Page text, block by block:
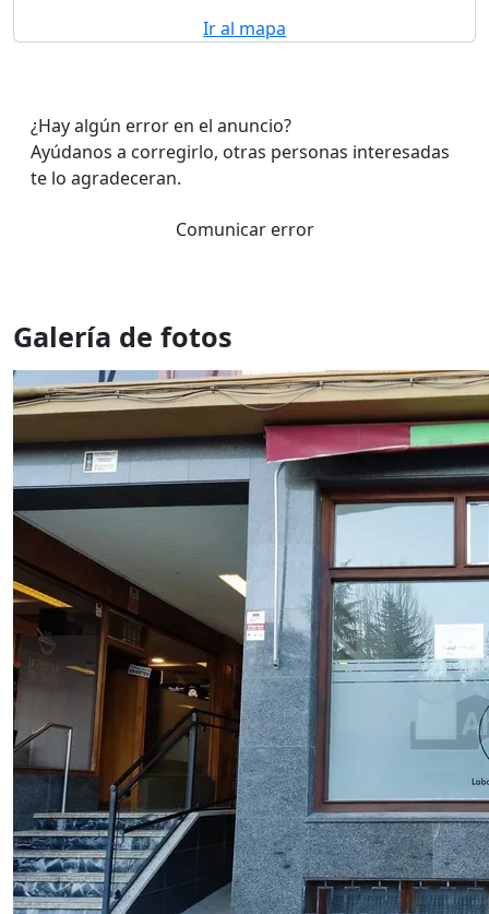
Ir al mapa
¿Hay algún error en el anuncio?
Ayúdanos a corregirlo, otras personas interesadas
te lo agradeceran.
Comunicar error
Galería de fotos